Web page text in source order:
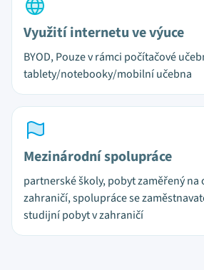
Využití internetu ve výuce
BYOD, Pouze v rámci počítačové
tablety/notebooky/mobilní učebna
Mezinárodní spolupráce
partnerské školy, pobyt zaměřený
zahraničí, spolupráce se
studijní pobyt v zahraničí